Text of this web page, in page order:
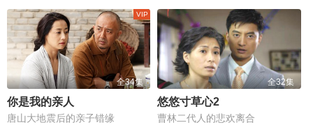
全34集
你是我的亲人
唐山大地震后的亲子错缘
全32集
悠悠寸草心2
曹林二代人的悲欢离合